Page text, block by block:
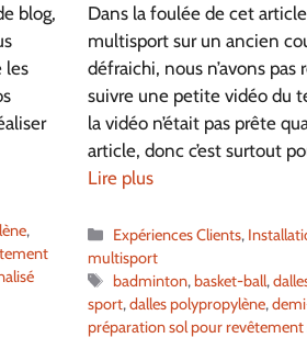
blog,
les
,
Dans la foulée de cet
multisport sur un ancien
défraichi, nous n’avons pas
suivre une petite vidéo du
la vidéo n’était pas prête
article, donc c’est surtout
Lire plus
Catégories
Expériences Clients,
multisport
Étiquettes
badminton,basket-ball,
sport,dalles polypropylène,
préparation sol pour